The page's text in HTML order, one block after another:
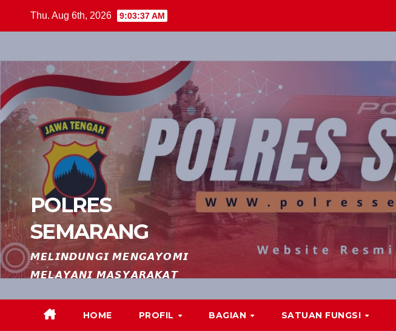
Thu. Aug 6th, 2026 9:03:37 AM
POLRES
SEMARANG
𝙈𝙀𝙇𝙄𝙉𝘿𝙐𝙉𝙂𝙄 𝙈𝙀𝙉𝙂𝘼𝙔𝙊𝙈𝙄
𝙈𝙀𝙇𝘼𝙔𝘼𝙉𝙄 𝙈𝘼𝙎𝙔𝘼𝙍𝘼𝙆𝘼𝙏
HOME PROFIL BAGIAN SATUAN FUNGSI